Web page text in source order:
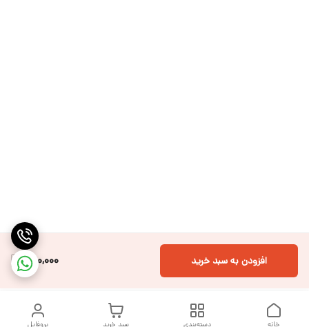
490,000 افزودن به سبد خرید
پروفایل سبد خرید دسته‌بندی خانه